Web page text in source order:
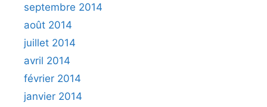
septembre 2014
août 2014
juillet 2014
avril 2014
février 2014
janvier 2014